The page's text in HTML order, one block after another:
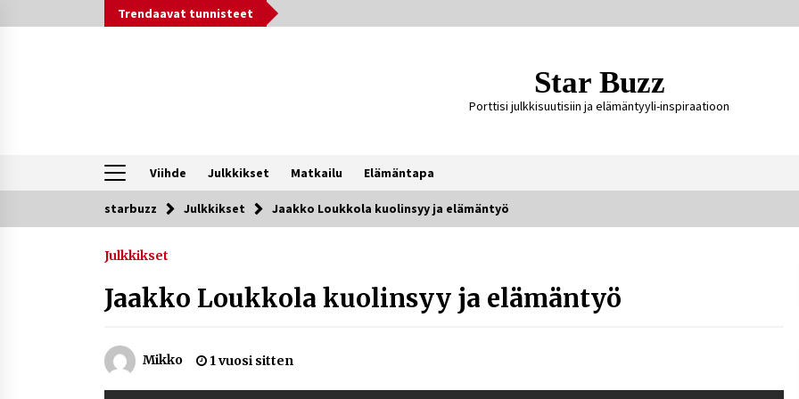
sisältöön
Trendaavat tunnisteet
Star Buzz
Porttisi julkkisuutisiin ja elämäntyyli-inspiraatioon
Viihde Julkkikset Matkailu Elämäntapa
Trendit nyt
striimaaja, joka on kasvattanut
yleisöään Kick-alustalla
tiedetään?
3 päivää sitten
Netflix, YouTube, TikTok, pelit ja
1 viikko sitten 1 viikko sitten
starbuzz Julkkikset Jaakko Loukkola kuolinsyy ja elämäntyö
Julkkikset
Jaakko Loukkola kuolinsyy ja elämäntyö
Mikko 1 vuosi sitten